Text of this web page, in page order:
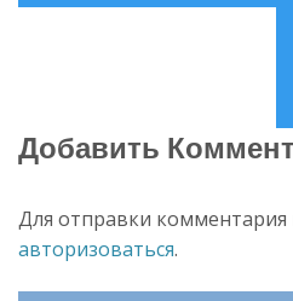
поPost:
Добавить
Для отправки
авторизоваться.